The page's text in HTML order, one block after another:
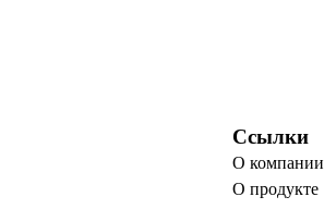
Ссылки
О компании
О продукте